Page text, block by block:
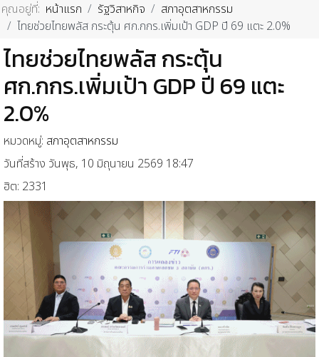
คุณอยู่ที่: หน้าแรก รัฐวิสาหกิจ
สภาอุตสาหกรรม
ไทยช่วยไทยพลัส กระตุ้น ศก.กกร.เพิ่มเป้า GDP ปี 69 แตะ 2.0%
ไทยช่วยไทยพลัส กระตุ้น
ศก.กกร.เพิ่มเป้า GDP ปี 69 แตะ
2.0%
หมวดหมู่: สภาอุตสาหกรรม
วันที่สร้าง วันพุธ, 10 มิถุนายน 2569 18:47
ฮิต: 2331